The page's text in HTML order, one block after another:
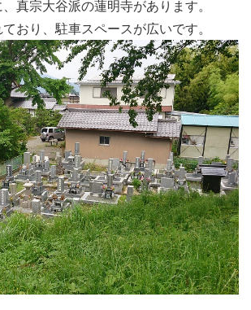
真宗大谷派の蓮明寺があります。
おり、駐車スペースが広いです。